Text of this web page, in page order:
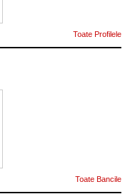
Toate Profilele
Toate Bancile